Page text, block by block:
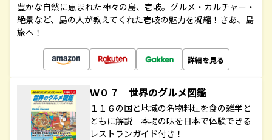
豊かな自然に恵まれた神々の島、壱岐。グルメ・カルチャー・
絶景など、島の人が教えてくれた壱岐の魅力を凝縮！さあ、島
旅へ！
詳細を見る
Ｗ０７ 世界のグルメ図鑑
１１６の国と地域の名物料理を食の雑学と
ともに解説 本場の味を日本で体験できる
レストランガイド付き！